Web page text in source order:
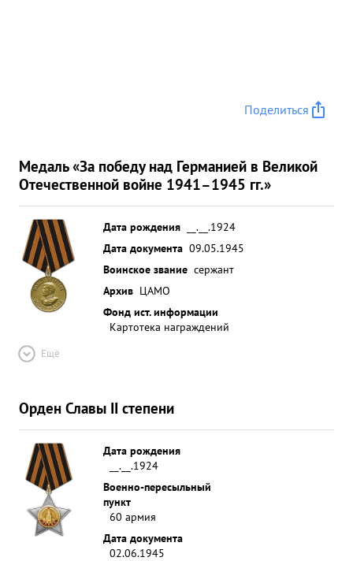
Поделиться
Медаль «За победу над Германией в Великой
Отечественной войне 1941–1945 гг.»
Дата рождения
__.__.1924
Дата документа 09.05.1945
Воинское звание сержант
Архив ЦАМО
Фонд ист. информации
Картотека награждений
Ещё
Орден Славы II степени
Дата рождения
__.__.1924
Военно-пересыльный
пункт
60 армия
Дата документа
02.06.1945